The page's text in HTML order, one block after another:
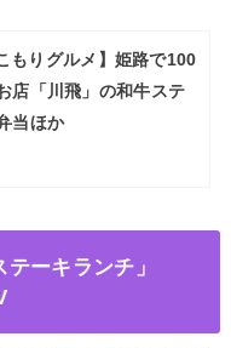
もりグルメ】姫路で100
店「川飛」の和牛ステ
当ほか
ーキランチ」